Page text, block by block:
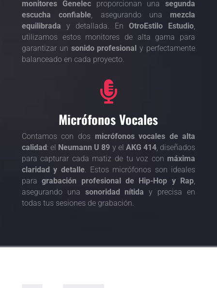
monitores Genelecproporcionan unasegunda
escucha confiable, asegurando una mezcla
equilibrada y detallada. EnOtroEstilo Estudio,
utilizamos estos monitores de alta gama para
garantizar un sonido profesional y perfectamente
balanceado en cada proyecto.

Micrófonos Vocales
Contamos con dos micrófonos vocales de alta
calidad: el Neumann U 89 y el AKG 414, diseñados
para capturar cada matiz de tu voz con máxima
claridad y detalle. Estos micrófonos son ideales
paragrabación profesional de Hip-Hop y Rap,
asegurando una sonoridad nítida y precisa en
todas tus sesiones de grabación.